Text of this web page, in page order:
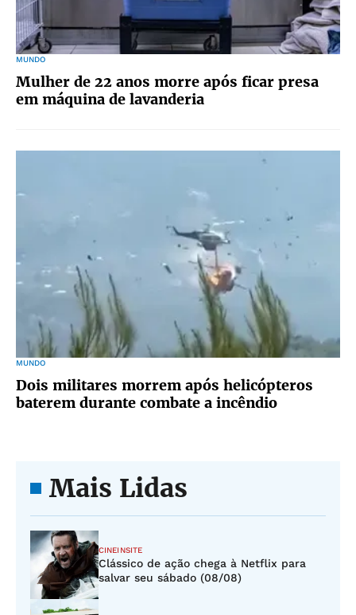
MUNDO
Mulher de 22 anos morre após ficar presa
em máquina de lavanderia
MUNDO
Dois militares morrem após helicópteros
baterem durante combate a incêndio
Mais Lidas
CINEINSITE
Clássico de ação chega à Netflix para
salvar seu sábado (08/08)